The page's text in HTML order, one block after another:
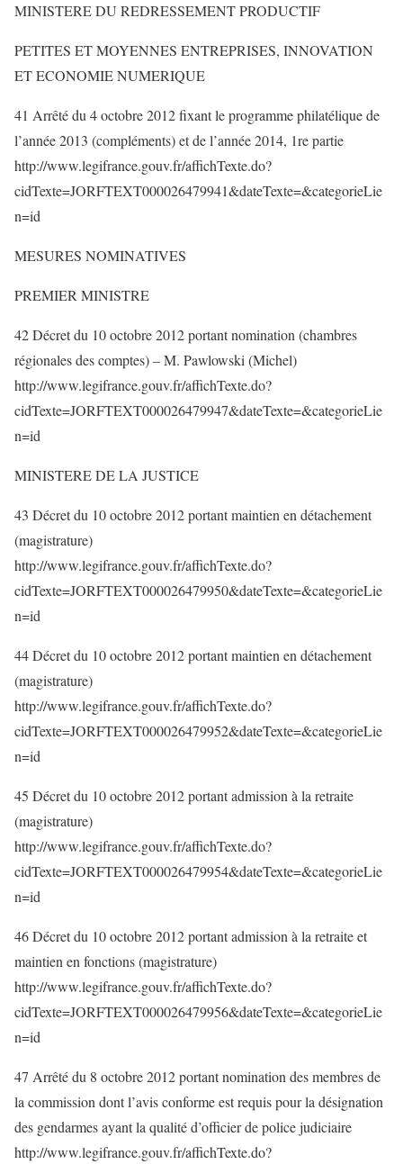
MINISTERE DU REDRESSEMENT PRODUCTIF
PETITES ET MOYENNES ENTREPRISES, INNOVATION
ET ECONOMIE NUMERIQUE
41 Arrêté du 4 octobre 2012 fixant le programme philatélique de
l’année 2013 (compléments) et de l’année 2014, 1re partie
http://www.legifrance.gouv.fr/affichTexte.do?
cidTexte=JORFTEXT000026479941&dateTexte=&categorieLie
n=id
MESURES NOMINATIVES
PREMIER MINISTRE
42 Décret du 10 octobre 2012 portant nomination (chambres
régionales des comptes) – M. Pawlowski (Michel)
http://www.legifrance.gouv.fr/affichTexte.do?
cidTexte=JORFTEXT000026479947&dateTexte=&categorieLie
n=id
MINISTERE DE LA JUSTICE
43 Décret du 10 octobre 2012 portant maintien en détachement
(magistrature)
http://www.legifrance.gouv.fr/affichTexte.do?
cidTexte=JORFTEXT000026479950&dateTexte=&categorieLie
n=id
44 Décret du 10 octobre 2012 portant maintien en détachement
(magistrature)
http://www.legifrance.gouv.fr/affichTexte.do?
cidTexte=JORFTEXT000026479952&dateTexte=&categorieLie
n=id
45 Décret du 10 octobre 2012 portant admission à la retraite
(magistrature)
http://www.legifrance.gouv.fr/affichTexte.do?
cidTexte=JORFTEXT000026479954&dateTexte=&categorieLie
n=id
46 Décret du 10 octobre 2012 portant admission à la retraite et
maintien en fonctions (magistrature)
http://www.legifrance.gouv.fr/affichTexte.do?
cidTexte=JORFTEXT000026479956&dateTexte=&categorieLie
n=id
47 Arrêté du 8 octobre 2012 portant nomination des membres de
la commission dont l’avis conforme est requis pour la désignation
des gendarmes ayant la qualité d’officier de police judiciaire
http://www.legifrance.gouv.fr/affichTexte.do?